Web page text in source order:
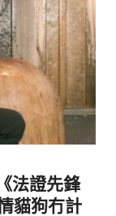
法證先鋒
貓狗冇計